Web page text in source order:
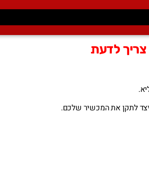
צריך לדעת
לתקן את המכשיר שלכם.